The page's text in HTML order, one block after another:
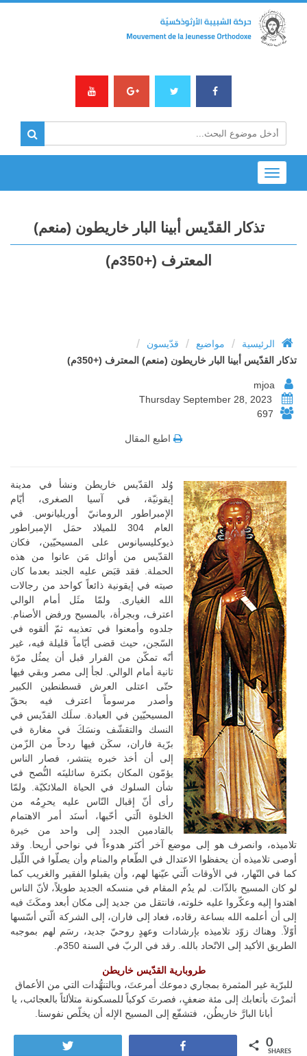
Toggle
navigation
تذكار القدّيس أبينا البار خاريطون (منعم)
المعترف (+350م)
الرئيسية / مواضيع / قدّيسون /
تذكار القدّيس أبينا البار خاريطون (منعم) المعترف (+350م)
697
اطبع المقال
وُلد القدّيس خاريطن ونشأ في مدينة
إيقونيّة، في آسيا الصغرى، أيّام
الإمبراطور الرومانيّ أوريليانوس. في
العام 304 للميلاد حمَل الإمبراطور
ذيوكليسيانوس على المسيحيّين، فكان
القدّيس من أوائل مَن عانوا من هذه
الحملة. فقد قبَض عليه الجند بعدما كان
صيته في إيقونية ذائعاً كواحد من رجالات
الله الغيارى. ولمّا مثَل أمام الوالي
اعترف، وبجرأة، بالمسيح ورفض الأصنام.
جلدوه وأمعنوا في تعذيبه ثمّ ألقوه في
السّجن، حيث قضى أيّاماً قليلة فيه، غير
أنّه تمكّن من الفرار قبل أن يمثُل مرّة
ثانية أمام الوالي. لجأ إلى مصر وبقي فيها
حتّى اعتلى العرش قسطنطين الكبير
وأصدر مرسوماً اعترف فيه بحقّ
المسيحيّين في العبادة. سلَك القدّيس في
النسك والتقشّف ونسَكَ في مغارة في
برّية فاران، سكَن فيها ردحاً من الزّمن
إلى أن أخذ خبره ينتشر، فصار الناس
يؤمّون المكان بكثرة سائلينَه النُّصح في
شأن السلوك في الحياة الملائكيّة. ولمّا
رأى أنّ إقبال النّاس عليه يحرِمُه من
الخلوة الّتي أحّبها، أسنَد أمر الاهتمام
بالقادمين الجدد إلى واحد من خيرة
تلاميذه، وانصرف هو إلى موضع آخر أكثر هدوءاً في نواحي أريحا. وقد
أوصى تلاميذه أن يحفظوا الاعتدال في الطّعام والمنام وأن يصلّوا في اللّيل
كما في النّهار، في الأوقات الّتي عيّنها لهم، وأن يقبلوا الفقير والغريب كما
لو كان المسيح بالذّات. لم يدُم المقام في منسكه الجديد طويلاً، لأنّ الناس
اهتدوا إليه وعكّروا عليه خلوته، فانتقل من جديد إلى مكان أبعد ومكَثَ فيه
إلى أن أعلمه الله بساعة رقاده، فعاد إلى فاران، إلى الشركة الّتي أسّسها
أوّلاً. وهناك زوّد تلاميذه بإرشادات وعهدٍ روحيّ جديد، رسَم لهم بموجبه
الطريق الأكيد إلى الاتّحاد بالله. رقد في الربّ في السنة 350م.
طروبارية القدّيس خاريطن
للبرّية غير المثمرة بمجاري دموعك أمرعتَ، وبالتنهُّدات التي من الأعماق
أثمرْتَ بأتعابك إلى مئة ضعفٍ، فصرتَ كوكباً للمسكونة متلألئاً بالعجائب، يا
أبانا البارَّ خاريطُن، فتشفّع إلى المسيح الإله أن يخلّص نفوسنا.
0
SHARES